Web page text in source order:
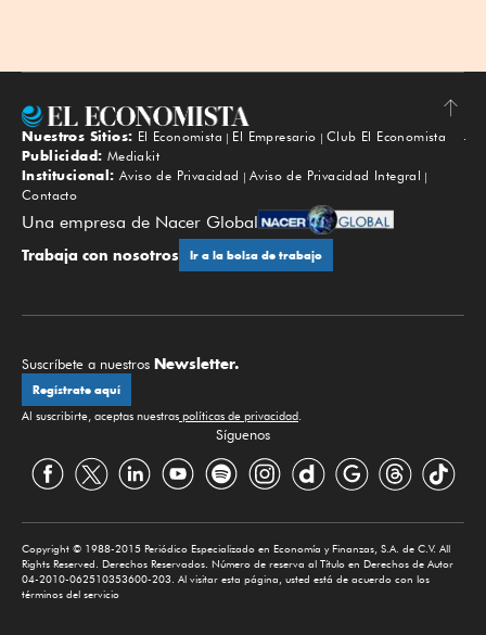
Subir
Nuestros Sitios: El Economista El Empresario
Club El Economista
Publicidad: Mediakit
Institucional: Aviso de Privacidad
Aviso de Privacidad Integral
Contacto
Una empresa de Nacer Global
Trabaja con nosotros Ir a la bolsa de trabajo
Suscríbete a nuestros Newsletter.
Regístrate aquí
Al suscribirte, aceptas nuestras políticas de privacidad.
Síguenos
Copyright © 1988-2015 Periódico Especializado en Economía y Finanzas, S.A. de C.V. All
Rights Reserved. Derechos Reservados. Número de reserva al Título en Derechos de Autor
04-2010-062510353600-203. Al visitar esta página, usted está de acuerdo con los
términos del servicio